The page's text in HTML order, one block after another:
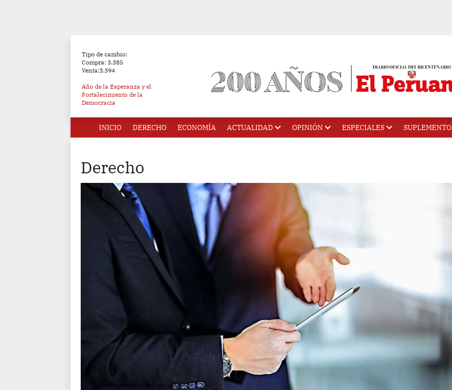
Tipo de cambio:
Compra: 3.385
Venta:3.394
Año de la Esperanza y el
Fortalecimiento de la
Democracia
INICIO DERECHO ECONOMÍA ACTUALIDAD OPINIÓN ESPECIALES
Derecho